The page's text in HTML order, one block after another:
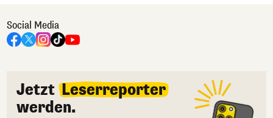
Social Media
Jetzt Leserreporter
werden.